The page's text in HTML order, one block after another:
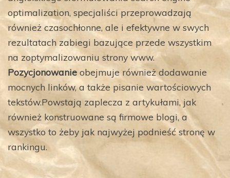
optimalization, specjaliści przeprowadzają
również czasochłonne, ale i efektywne w swych
rezultatach zabiegi bazujące przede wszystkim
na zoptymalizowaniu strony www.
Pozycjonowanie obejmuje również dodawanie
mocnych linków, a także pisanie wartościowych
tekstów.Powstają zaplecza z artykułami, jak
również konstruowane są firmowe blogi, a
wszystko to żeby jak najwyżej podnieść stronę w
rankingu.